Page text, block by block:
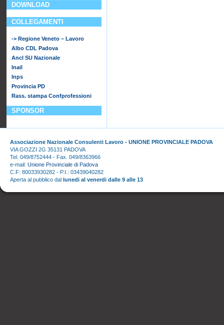
DOWNLOAD
COLLEGAMENTI
-> Regione Veneto – Lavoro
Albo CDL Padova
Ancl SU Nazionale
Inail
Inps
Provincia PD
Rass. stampa Confprofessioni
SPONSOR
Associazione Nazionale Consulenti Lavoro - UNIONE PROVINCIALE PADOVA
VIA GOZZI 2G 35131 PADOVA
Tel. 049/8752444 - Fax. 049/8363966
e-mail: Unione Provinciale di Padova
C.F: 80033930282 - P.I.: 03439040282
Aperta al pubblico dal lunedi al venerdi dalle 9 alle 13